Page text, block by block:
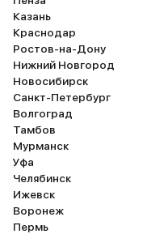
Казань
Краснодар
Ростов-на-Дону
Нижний Новгород
Новосибирск
Санкт-Петербург
Волгоград
Тамбов
Мурманск
Уфа
Челябинск
Ижевск
Воронеж
Пермь